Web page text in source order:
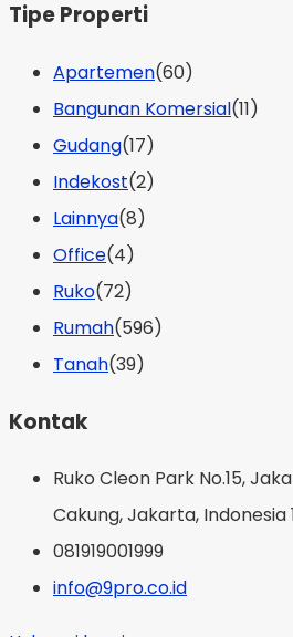
Tipe Properti
Apartemen(60)
Bangunan Komersial(11)
Gudang(17)
Indekost(2)
Lainnya(8)
Office(4)
Ruko(72)
Rumah(596)
Tanah(39)
Kontak
Ruko Cleon Park No.15,
Cakung, Jakarta, Indonesia
081919001999
info@9pro.co.id